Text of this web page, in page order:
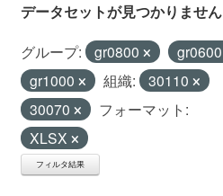
データセットが見つかりません
グループ: gr0800
gr0600
gr1000
組織:
30110
30070
フォーマット:
XLSX
フィルタ結果